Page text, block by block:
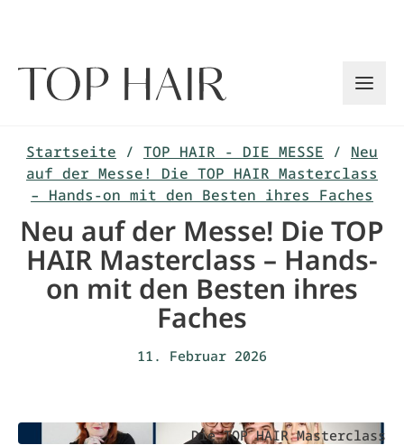
Startseite / TOP HAIR - DIE MESSE / Neu
auf der Messe! Die TOP HAIR Masterclass
– Hands-on mit den Besten ihres Faches
Neu auf der Messe! Die TOP
HAIR Masterclass – Hands-
on mit den Besten ihres
Faches
11. Februar 2026
Die TOP HAIR Masterclass